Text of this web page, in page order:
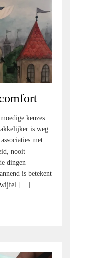
keuzes
is weg
met
nooit
dingen
is betekent
twijfel […]